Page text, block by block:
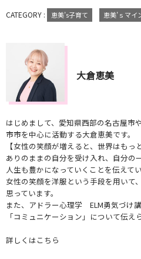
CATEGORY : 恵美’s子育て 恵美’ｓマイ
大倉恵美
はじめまして、愛知県西部の名古屋市
市市を中心に活動する大倉恵美です。
【女性の笑顔が増えると、世界はもっ
ありのままの自分を受け入れ、自分の
人生も豊かになっていくことを伝えて
女性の笑顔を洋服という手段を用いて
思っています。
また、アドラー心理学 ELM勇気づけ
「コミュニケーション」について伝え
詳しくはこちら